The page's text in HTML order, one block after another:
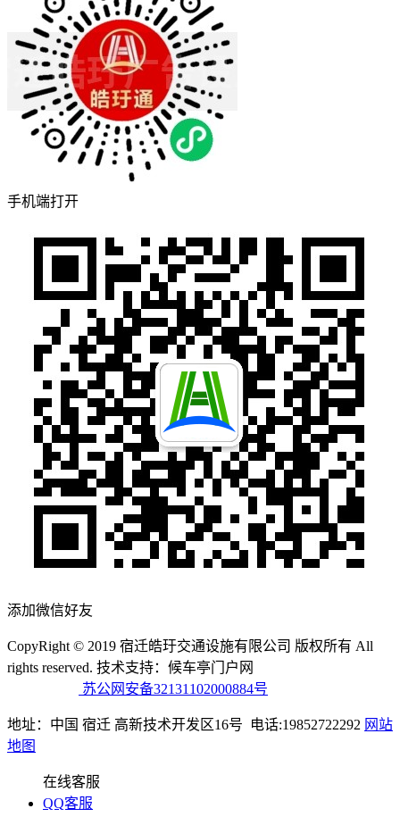
手机端打开
添加微信好友
CopyRight © 2019 宿迁皓玗交通设施有限公司 版权所有 All
rights reserved. 技术支持：候车亭门户网
苏公网安备32131102000884号
地址：中国 宿迁 高新技术开发区16号 电话:19852722292 网站
地图
在线客服
QQ客服